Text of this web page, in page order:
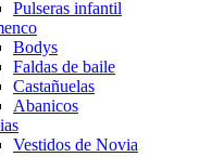
Pulseras infantil
Bodys
Faldas de baile
Castañuelas
Abanicos
Vestidos de Novia